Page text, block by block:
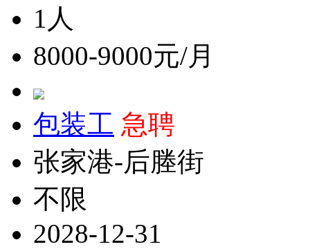
1人
8000-9000元/月
包装工 急聘
张家港-后塍街
不限
2028-12-31